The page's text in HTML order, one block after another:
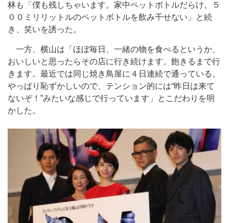
林も「僕も残しちゃいます。家中ペットボトルだらけ。５
００ミリリットルのペットボトルを飲み干せない」と続
き、笑いを誘った。
一方、横山は「ほぼ毎日、一緒の物を食べるというか、
おいしいと思ったらその店に行き続けます。飽きるまで行
きます。最近では同じ焼き鳥屋に４日連続で通っている。
やっぱり恥ずかしいので、テンション的には“昨日は来て
ないぞ！”みたいな感じで行っています」とこだわりを明
かした。